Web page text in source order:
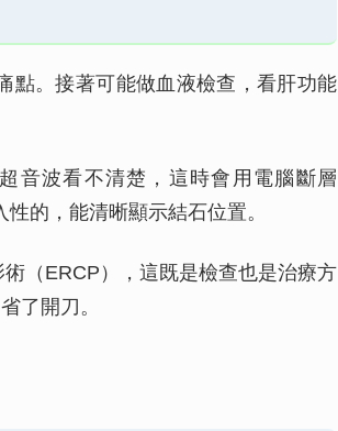
點。接著可能做血液檢查，看肝功能
音波看不清楚，這時會用電腦斷層
的，能清晰顯示結石位置。
（ERCP），這既是檢查也是治療方
了開刀。